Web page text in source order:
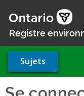
au
contenu
Registre
Sujets
Se